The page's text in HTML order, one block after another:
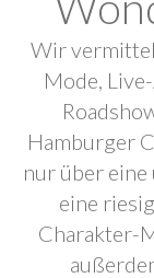
Wir
Mode,
Hamburger
nur über eine
eine
Charakter-